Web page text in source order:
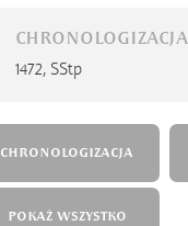
1472, SStp
CHRONOLOGIZACJA
POKAŻ WSZYSTKO